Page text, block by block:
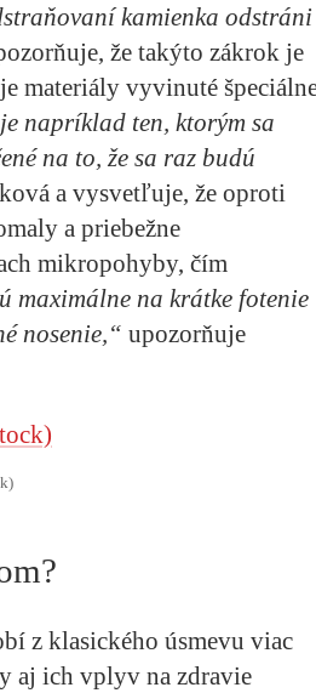
kamienka odstráni
že takýto zákrok je
materiály vyvinuté
napríklad ten, ktorým sa
na to, že sa raz budú
a vysvetľuje, že oproti
a priebežne
mikropohyby, čím
maximálne na krátke fotenie
nosenie,“ upozorňuje
z klasického úsmevu viac
aj ich vplyv na zdravie